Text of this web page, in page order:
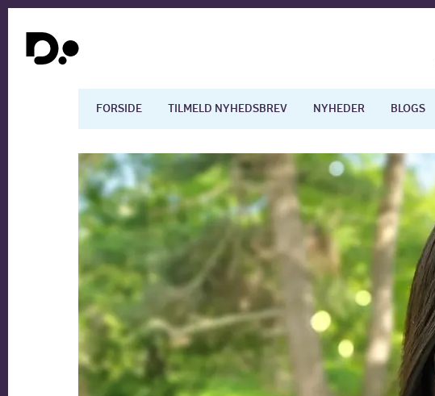
FORSIDE TILMELD NYHEDSBREV NYHEDER BLOGS
Dansk økonomi Digitalisering
Arbejdsmarkedet Uddannelse